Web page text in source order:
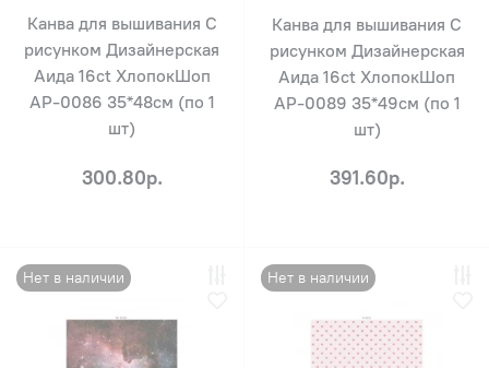
Канва для вышивания С
рисунком Дизайнерская
Аида 16ct ХлопокШоп
АР-0086 35*48см (по 1
шт)
300.80р.
Канва для вышивания С
рисунком Дизайнерская
Аида 16ct ХлопокШоп
АР-0089 35*49см (по 1
шт)
391.60р.
Нет в наличии Нет в наличии